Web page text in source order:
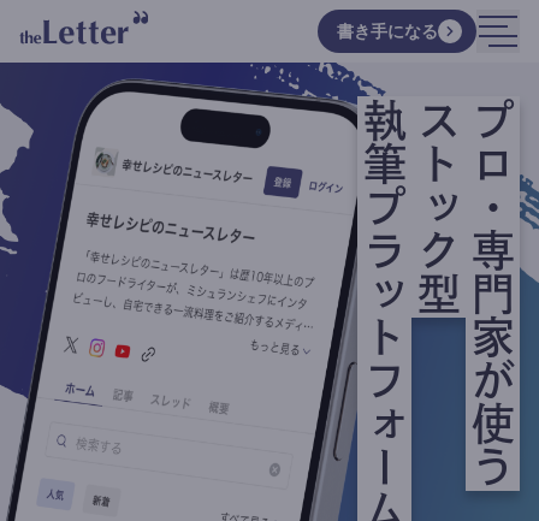
書き手になる
プロ・専門家が使う
ストック型
執筆プラットフォーム